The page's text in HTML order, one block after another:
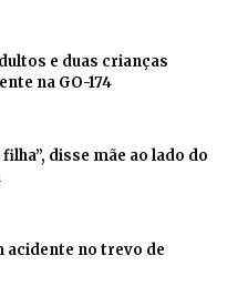
e duas crianças
na GO-174
disse mãe ao lado do
acidente no trevo de